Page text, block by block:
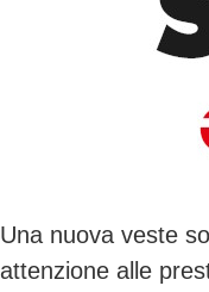
Una nuova veste
attenzione alle